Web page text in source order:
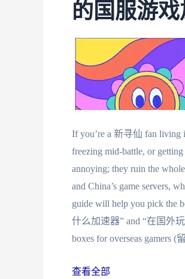
的国服游
If you’re a 新寻仙 fan living
freezing mid-battle, or getting
annoying; they ruin the
and China’s game servers,
guide will help you pick the
什么加速器” and “在国外玩
boxes for overseas gamers
查看全部